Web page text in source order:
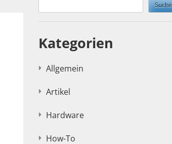
Kategorien
Allgemein
Artikel
Hardware
How-To